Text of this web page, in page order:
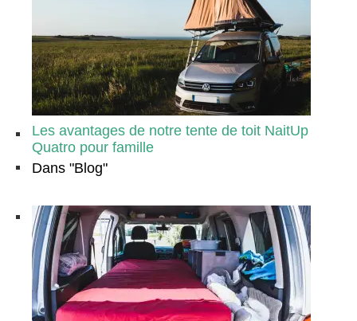
Les avantages de notre tente de toit NaitUp
Quatro pour famille
Dans "Blog"